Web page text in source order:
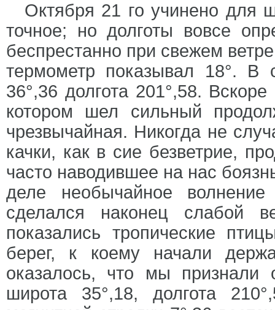
Октября 21 го учинено для
точное; но долготы вовсе
беспрестанно при свежем
термометр показывал 18°. В
36°,36 долгота 201°,58.
котором шел сильный
чрезвычайная. Никогда не
качки, как в сие безветрие,
часто наводившее на нас
деле необычайное
сделался наконец слабой
показались тропические
берег, к коему начали
оказалось, что мы признали
широта 35°,18, долгота